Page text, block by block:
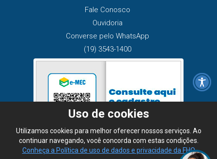
Fale Conosco
Ouvidoria
Converse pelo WhatsApp
(19) 3543-1400
Uso de cookies
Utilizamos cookies para melhor oferecer nossos serviços. Ao
continuar navegando, você concorda com estas condições.
Conheça a Política de uso de dados e privacidade da FHO